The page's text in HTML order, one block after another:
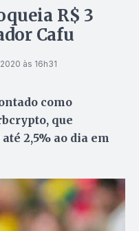
R$ 3
Cafu
às 16h31
como
que
2,5% ao dia em